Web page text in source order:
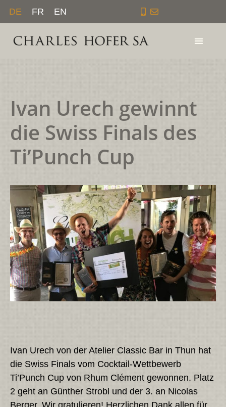
Zum
springen
DE FR EN
Ivan Urech gewinnt
die Swiss Finals des
Ti’Punch Cup
Ivan Urech von der Atelier Classic Bar in Thun hat
die Swiss Finals vom Cocktail-Wettbewerb
Ti’Punch Cup von Rhum Clément gewonnen. Platz
2 geht an Günther Strobl und der 3. an Nicolas
Berger. Wir gratulieren! Herzlichen Dank allen für